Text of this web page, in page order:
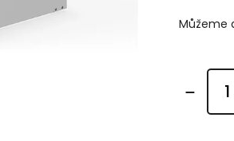
Můžeme